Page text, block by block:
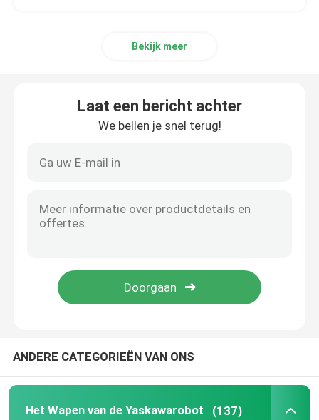
Video's
Bekijk meer
Laat een bericht achter
We bellen je snel terug!
ANDERE CATEGORIEËN VAN ONS
Het Wapen van de Yaskawarobot (137)